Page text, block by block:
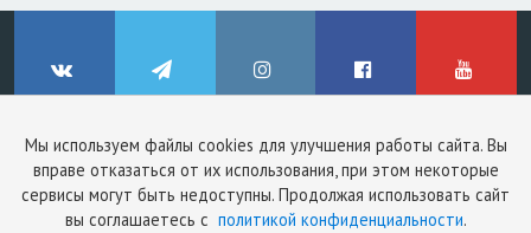
Мы используем файлы cookies для улучшения работы сайта. Вы
вправе отказаться от их использования, при этом некоторые
сервисы могут быть недоступны. Продолжая использовать сайт
вы соглашаетесь с политикой конфиденциальности.
ВКонтакте Telegram Instagram Facebook YouTube
© ClinicStyle, 2026
Используя сайт, вы принимаетепользовательское соглашениеи
политику конфиденциальности.